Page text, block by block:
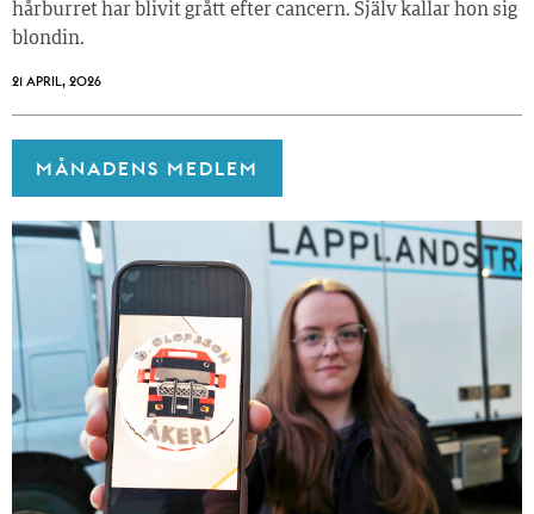
hårburret har blivit grått efter cancern. Själv kallar hon sig
blondin.
21 APRIL, 2026
MÅNADENS MEDLEM